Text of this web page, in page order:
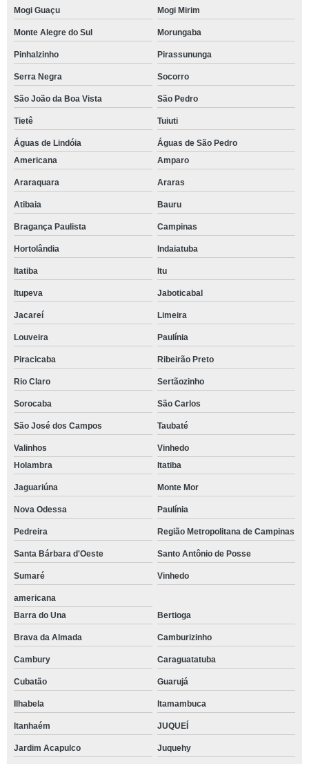
Mogi Guaçu Mogi Mirim
Monte Alegre do Sul Morungaba
Pinhalzinho Pirassununga
Serra Negra Socorro
São João da Boa Vista São Pedro
Tietê Tuiuti
Águas de Lindóia
Águas de São Pedro
Americana
Amparo
Araraquara Araras
Atibaia Bauru
Bragança Paulista Campinas
Hortolândia Indaiatuba
Itatiba Itu
Itupeva Jaboticabal
Jacareí Limeira
Louveira Paulínia
Piracicaba Ribeirão Preto
Rio Claro Sertãozinho
Sorocaba São Carlos
São José dos Campos Taubaté
Valinhos
Vinhedo
Holambra
Itatiba
Jaguariúna Monte Mor
Nova Odessa Paulínia
Pedreira Região Metropolitana de Campinas
Santa Bárbara d'Oeste Santo Antônio de Posse
Sumaré Vinhedo
americana
Barra do Una
Bertioga
Brava da Almada Camburizinho
Cambury Caraguatatuba
Cubatão Guarujá
Ilhabela Itamambuca
Itanhaém JUQUEÍ
Jardim Acapulco Juquehy